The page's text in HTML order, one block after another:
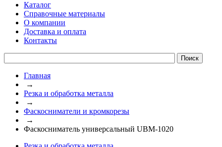
Каталог
Справочные материалы
О компании
Доставка и оплата
Контакты
Главная
→
Резка и обработка металла
→
Фаскосниматели и кромкорезы
→
Фаскосниматель универсальный UBM-1020